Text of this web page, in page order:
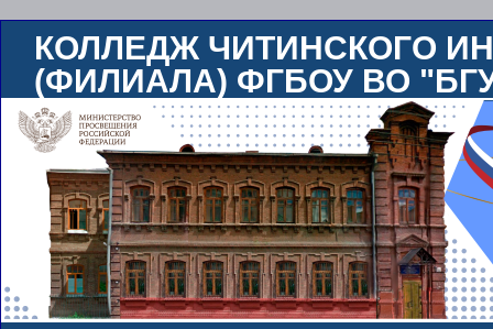
КОЛЛЕДЖ ЧИТИНСКОГО
(ФИЛИАЛА) ФГБОУ ВО